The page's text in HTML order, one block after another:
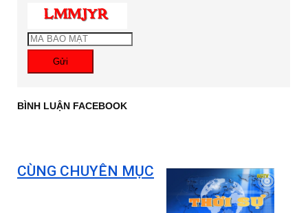
Gửi
BÌNH LUẬN FACEBOOK
CÙNG CHUYÊN MỤC